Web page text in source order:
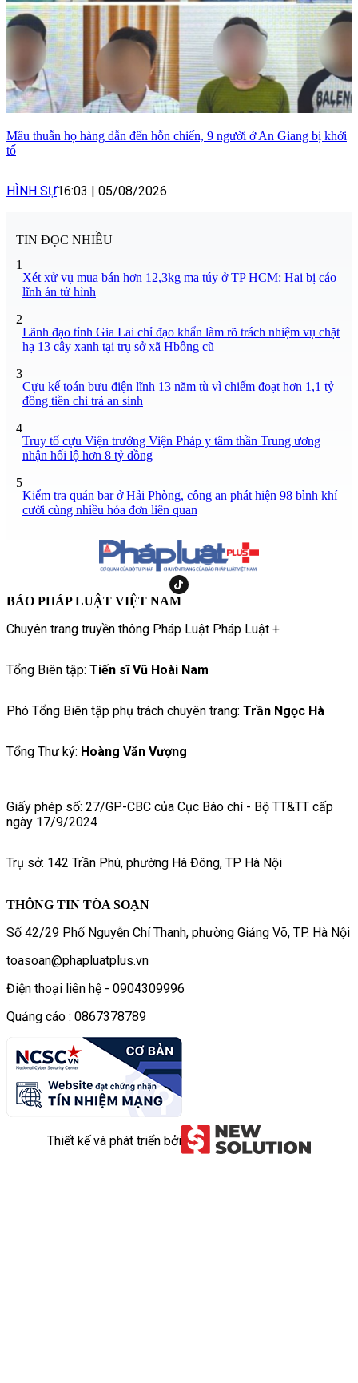
Mâu thuẫn họ hàng dẫn đến hỗn chiến, 9 người ở An Giang bị khởi
tố
HÌNH SỰ16:03 05/08/2026
TIN ĐỌC NHIỀU
1
Xét xử vụ mua bán hơn 12,3kg ma túy ở TP HCM: Hai bị cáo
lĩnh án tử hình
2
Lãnh đạo tỉnh Gia Lai chỉ đạo khẩn làm rõ trách nhiệm vụ chặt
hạ 13 cây xanh tại trụ sở xã Hbông cũ
3
Cựu kế toán bưu điện lĩnh 13 năm tù vì chiếm đoạt hơn 1,1 tỷ
đồng tiền chi trả an sinh
4
Truy tố cựu Viện trưởng Viện Pháp y tâm thần Trung ương
nhận hối lộ hơn 8 tỷ đồng
5
Kiểm tra quán bar ở Hải Phòng, công an phát hiện 98 bình khí
cười cùng nhiều hóa đơn liên quan
BÁO PHÁP LUẬT VIỆT NAM
Chuyên trang truyền thông Pháp Luật Pháp Luật +
Tổng Biên tập: Tiến sĩ Vũ Hoài Nam
Phó Tổng Biên tập phụ trách chuyên trang: Trần Ngọc Hà
Tổng Thư ký: Hoàng Văn Vượng
Giấy phép số: 27/GP-CBC của Cục Báo chí - Bộ TT&TT cấp
ngày 17/9/2024
Trụ sở: 142 Trần Phú, phường Hà Đông, TP Hà Nội
THÔNG TIN TÒA SOẠN
Số 42/29 Phố Nguyễn Chí Thanh, phường Giảng Võ, TP. Hà Nội
toasoan@phapluatplus.vn
Điện thoại liên hệ - 0904309996
Quảng cáo : 0867378789
Thiết kế và phát triển bởi